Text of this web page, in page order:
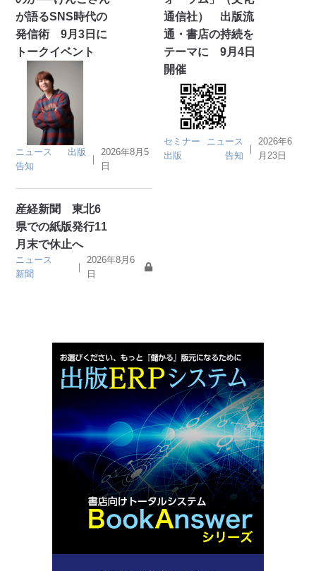
が語るSNS時代の
発信術 9月3日に
トークイベント
ニュース
出版
告知
｜
2026年8月5
日
通信社） 出版流
通・書店の持続を
テーマに 9月4日
開催
セミナー
ニュース
出版
告知
｜
2026年6
月23日
産経新聞 東北6
県での紙版発行11
月末で休止へ
ニュース
新聞
｜
2026年8月6
日